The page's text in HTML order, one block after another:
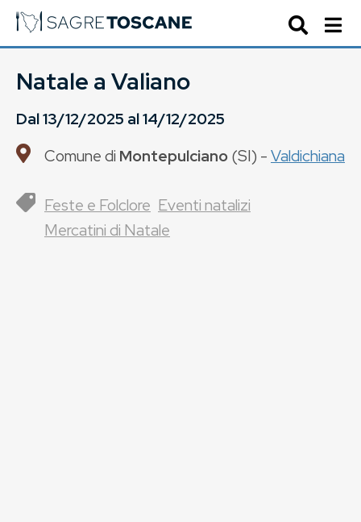
Natale a Valiano
Dal13/12/2025 al14/12/2025
Comune di Montepulciano(SI) -Valdichiana
Feste e Folclore Eventi natalizi
Mercatini di Natale